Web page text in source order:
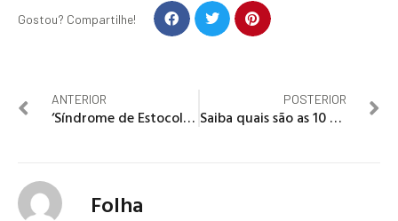
Gostou? Compartilhe!
ANTERIOR
‘Síndrome de Estocolmo’ pode ter sido criada para disfarçar erros da polícia; entenda
POSTERIOR
Saiba quais são as 10 cidades mais populosas de Goiás
Folha